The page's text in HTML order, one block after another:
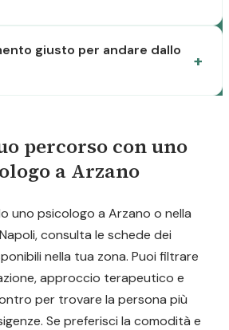
giusto per andare dallo
percorso con uno
a Arzano
uno psicologo a Arzano o nella
consulta le schede dei
nella tua zona. Puoi filtrare
approccio terapeutico e
per trovare la persona più
Se preferisci la comodità e